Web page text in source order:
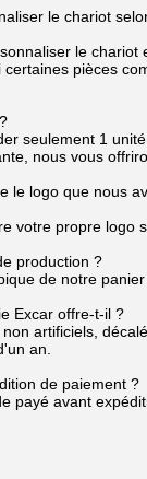
le chariot
le chariot
pièces
seulement 1
nous vous
le logo que nous
votre propre logo
production ?
de notre
Excar offre-t-il ?
artificiels,
an.
de paiement ?
payé avant